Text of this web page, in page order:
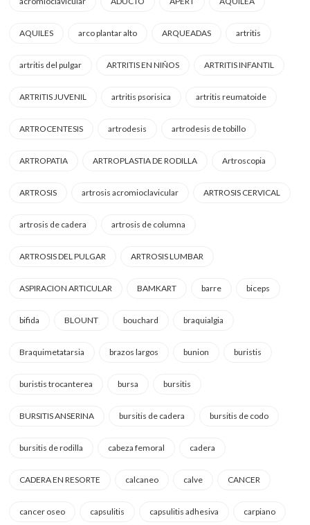
AQUILES arco plantar alto ARQUEADAS artritis
artritis del pulgar ARTRITIS EN NIÑOS ARTRITIS INFANTIL
ARTRITIS JUVENIL artritis psorisica artritis reumatoide
ARTROCENTESIS artrodesis artrodesis de tobillo
ARTROPATIA ARTROPLASTIA DE RODILLA Artroscopia
ARTROSIS artrosis acromioclavicular ARTROSIS CERVICAL
artrosis de cadera artrosis de columna
ARTROSIS DEL PULGAR ARTROSIS LUMBAR
ASPIRACION ARTICULAR BAMKART barre biceps
bifida BLOUNT bouchard braquialgia
Braquimetatarsia brazos largos bunion buristis
buristis trocanterea bursa bursitis
BURSITIS ANSERINA bursitis de cadera bursitis de codo
bursitis de rodilla cabeza femoral cadera
CADERA EN RESORTE calcaneo calve CANCER
cancer oseo capsulitis capsulitis adhesiva carpiano